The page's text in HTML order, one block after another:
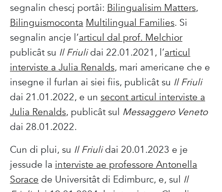
segnalin chescj portâi: Bilingualisim Matters,
Bilinguismoconta Multilingual Families. Si
segnalin ancje l’articul dal prof. Melchior
publicât su Il Friulidai 22.01.2021, l’articul
interviste a Julia Renalds, mari americane che e
insegne il furlan ai siei fiis, publicât su Il Friuli
dai 21.01.2022, e un secont articul interviste a
Julia Renalds, publicât sul Messaggero Veneto
dai 28.01.2022.
Cun di plui, su Il Friulidai 20.01.2023 e je
jessude la interviste ae professore Antonella
Sorace de Universitât di Edimburc, e, sul Il